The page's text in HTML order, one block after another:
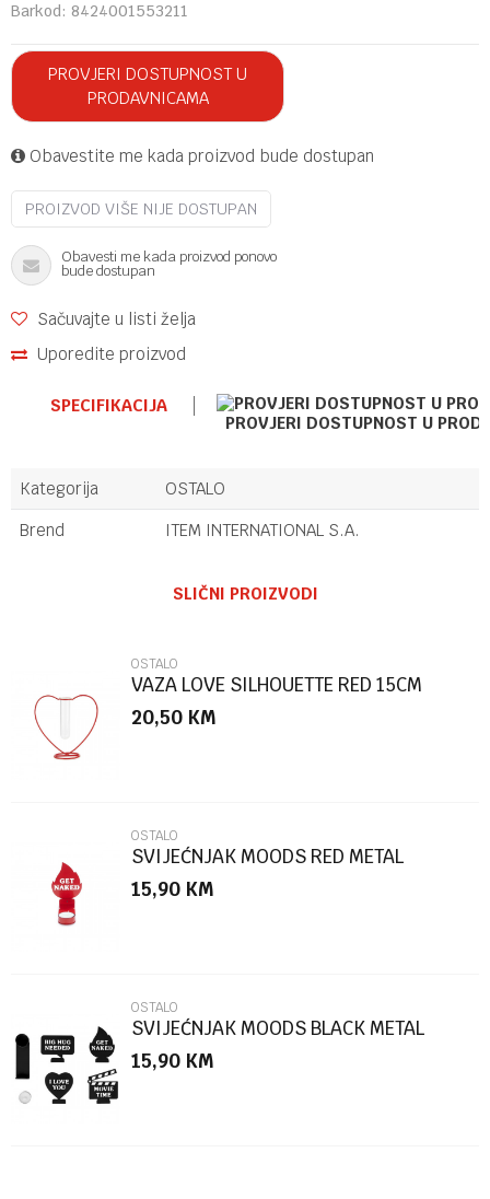
Barkod: 8424001553211
PROVJERI DOSTUPNOST U
PRODAVNICAMA
Obavestite me kada proizvod bude dostupan
PROIZVOD VIŠE NIJE DOSTUPAN
Obavesti me kada proizvod ponovo
bude dostupan
Sačuvajte u listi želja
Uporedite proizvod
SPECIFIKACIJA
PROVJERI DOSTUPNOST U
Kategorija
OSTALO
Brend
ITEM INTERNATIONAL S.A.
Poruka
POŠALJI
SLIČNI PROIZVODI
OSTALO
VAZA LOVE SILHOUETTE RED 15CM
METAL/GLA
20,50 KM
OSTALO
SVIJEĆNJAK MOODS RED METAL
15,90 KM
OSTALO
SVIJEĆNJAK MOODS BLACK METAL
15,90 KM